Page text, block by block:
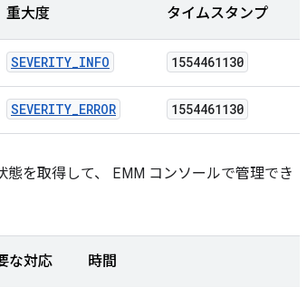
重大度 タイムスタンプ
SEVERITY_INFO 1554461130
SEVERITY_ERROR 1554461130
を取得して、 EMM コンソールで管理でき
な対応 時間